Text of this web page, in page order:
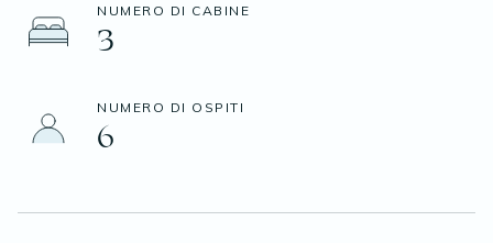
NUMERO DI CABINE
3
NUMERO DI OSPITI
6